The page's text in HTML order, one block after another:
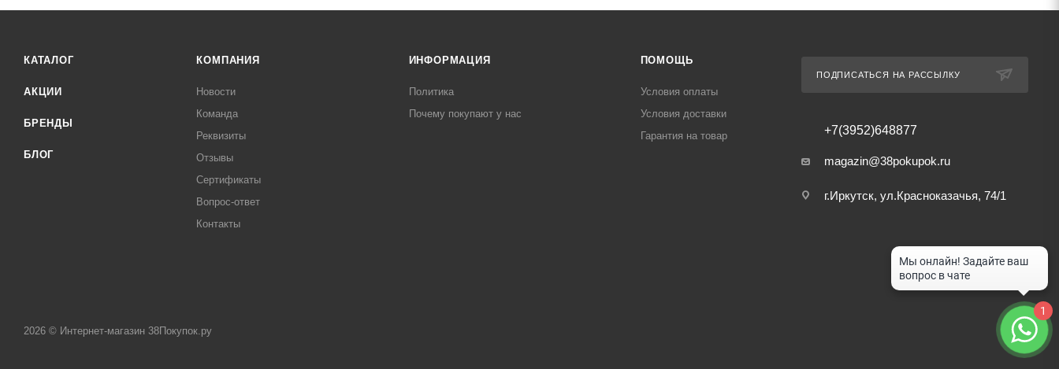
КАТАЛОГ
АКЦИИ
БРЕНДЫ
БЛОГ
КОМПАНИЯ
Новости
Команда
Реквизиты
Отзывы
Сертификаты
Вопрос-ответ
Контакты
ИНФОРМАЦИЯ
Политика
Почему покупают у нас
ПОМОЩЬ
Условия оплаты
Условия доставки
Гарантия на товар
ПОДПИСАТЬСЯ НА РАССЫЛКУ
+7(3952)648877
magazin@38pokupok.ru
г.Иркутск, ул.Красноказачья, 74/1
2026 © Интернет-магазин 38Покупок.ру
1